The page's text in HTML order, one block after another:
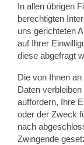
In allen übrigen
berechtigten
uns gerichteten
auf Ihrer
diese abgefragt
Die von Ihnen
Daten
auffordern, Ihre
oder der Zweck
nach
Zwingende